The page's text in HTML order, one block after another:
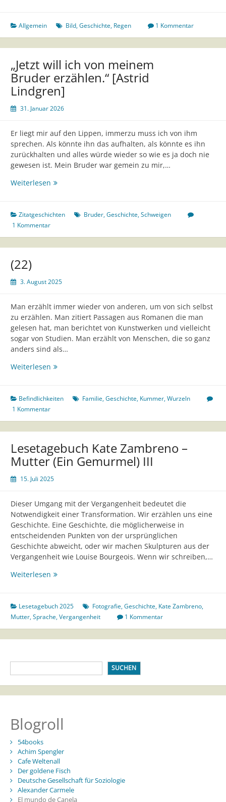
Erpenbeck]
Allgemein Bild,Geschichte, Regen 1 Kommentar
„Jetzt will ich von meinem
Bruder erzählen.“ [Astrid
Lindgren]
31. Januar 2026
Er liegt mir auf den Lippen, immerzu muss ich von ihm
sprechen. Als könnte ihn das aufhalten, als könnte es ihn
zurückhalten und alles würde wieder so wie es ja doch nie
gewesen ist. Mein Bruder war gemein zu mir,…
Weiterlesen „Jetzt
von
Bruder
erzählen.“
Zitatgeschichten Bruder,Geschichte,Schweigen
1 Kommentar
(22)
3. August 2025
Man erzählt immer wieder von anderen, um von sich selbst
zu erzählen. Man zitiert Passagen aus Romanen die man
gelesen hat, man berichtet von Kunstwerken und vielleicht
sogar von Studien. Man erzählt von Menschen, die so ganz
anders sind als…
Weiterlesen (22)
Befindlichkeiten Familie,Geschichte, Kummer,Wurzeln
1 Kommentar
Lesetagebuch Kate Zambreno –
Mutter (Ein Gemurmel) III
15. Juli 2025
Dieser Umgang mit der Vergangenheit bedeutet die
Notwendigkeit einer Transformation. Wir erzählen uns eine
Geschichte. Eine Geschichte, die möglicherweise in
entscheidenden Punkten von der ursprünglichen
Geschichte abweicht, oder wir machen Skulpturen aus der
Vergangenheit wie Louise Bourgeois. Wenn wir schreiben,…
Weiterlesen Lesetagebuch
–
Mutter
(Ein
Gemurmel)
Lesetagebuch 2025 Fotografie,Geschichte, Kate Zambreno,
Mutter,Sprache,Vergangenheit 1 Kommentar
SUCHEN
Blogroll
54books
Achim Spengler
Cafe Weltenall
Der goldene Fisch
Deutsche Gesellschaft für Soziologie
Alexander Carmele
El mundo de Canela